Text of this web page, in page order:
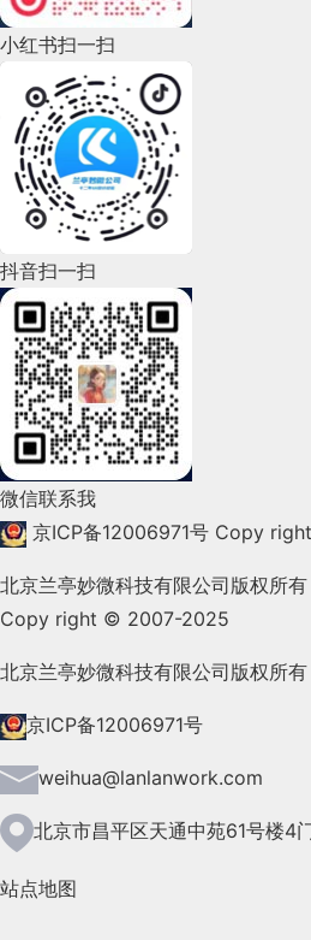
2022年9月(135)
2022年8月(60)
2022年7月(111)
2022年6月(162)
2022年5月(143)
2022年4月(86)
2022年3月(119)
2022年2月(53)
2022年1月(99)
2021年12月(105)
2021年9月(153)
2021年8月(147)
2021年7月(149)
2021年6月(157)
2021年5月(124)
小红书扫一扫
抖音扫一扫
微信联系我
京ICP备12006971号 Copy
北京兰亭妙微科技有限公司版权所有
Copy right © 2007-2025
北京兰亭妙微科技有限公司版权所有
京ICP备12006971号
weihua@lanlanwork.com
北京市昌平区天通中苑61号楼4
站点地图